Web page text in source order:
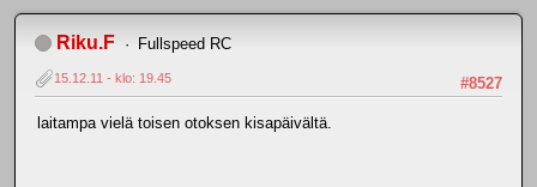
Riku.F Fullspeed RC
#8527
15.12.11 - klo: 19.45
laitampa vielä toisen otoksen kisapäivältä.